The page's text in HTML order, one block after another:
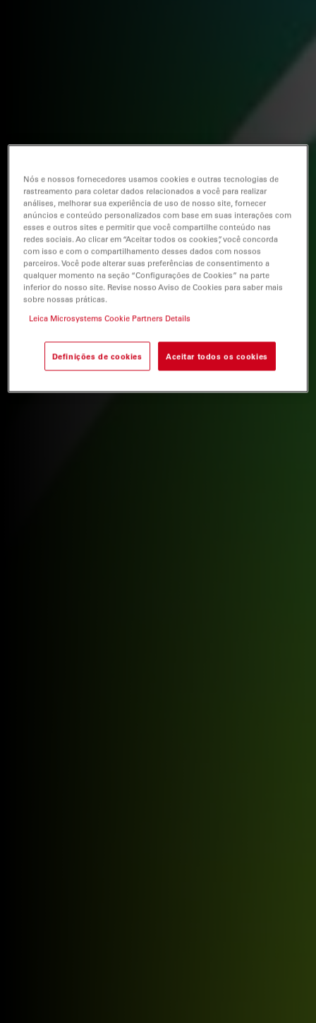
Nós e nossos fornecedores usamos cookies e outras tecnologias de
rastreamento para coletar dados relacionados a você para realizar
análises, melhorar sua experiência de uso de nosso site, fornecer
anúncios e conteúdo personalizados com base em suas interações com
esses e outros sites e permitir que você compartilhe conteúdo nas
redes sociais. Ao clicar em “Aceitar todos os cookies”, você concorda
com isso e com o compartilhamento desses dados com nossos
parceiros. Você pode alterar suas preferências de consentimento a
qualquer momento na seção “Configurações de Cookies” na parte
inferior do nosso site. Revise nosso Aviso de Cookies para saber mais
sobre nossas práticas.
Leica Microsystems Cookie Partners Details
Definições de cookies Aceitar todos os cookies